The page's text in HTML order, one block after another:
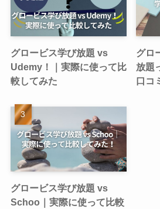
グロービス学び放題 vs
Udemy！｜実際に使って比
較してみた
グロ
放題
口コ
グロービス学び放題 vs
Schoo｜実際に使って比較